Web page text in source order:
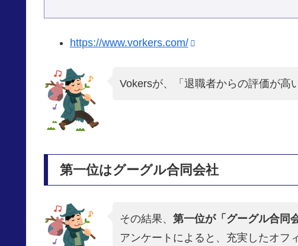
https://www.vorkers.com/
Vokersが、「退職者からの評価が高
第一位はグーグル合同会社
その結果、 第一位が「グーグル合同
アンケートによると、充実したオフ